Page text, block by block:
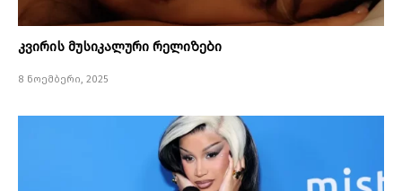
კვირის მუსიკალური რელიზები
8 ნოემბერი, 2025